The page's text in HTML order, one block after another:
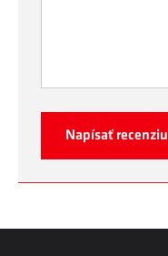
Napísať recenziu